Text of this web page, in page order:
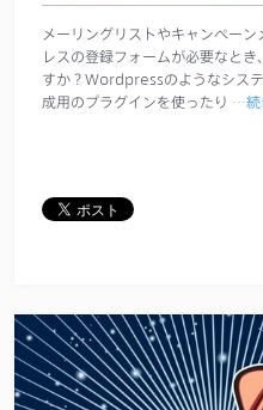
メーリングリストやキャンペー
レスの登録フォームが必要なと
すか？Wordpressのようなシス
成用のプラグインを使ったり …続